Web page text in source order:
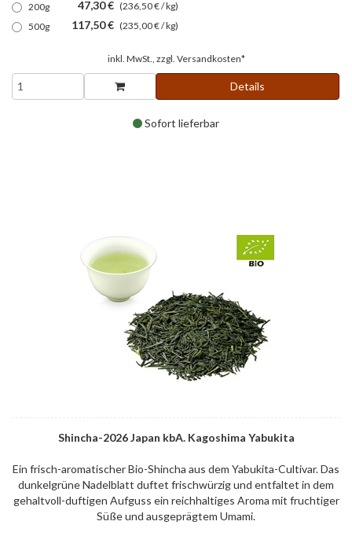
200g
47,30 € (236,50 € / kg)
500g
117,50 € (235,00 € / kg)
inkl. MwSt., zzgl. Versandkosten*
Details
Sofort lieferbar
Shincha-2026 Japan kbA. Kagoshima Yabukita
Ein frisch-aromatischer Bio-Shincha aus dem Yabukita-Cultivar. Das
dunkelgrüne Nadelblatt duftet frischwürzig und entfaltet in dem
gehaltvoll-duftigen Aufguss ein reichhaltiges Aroma mit fruchtiger
Süße und ausgeprägtem Umami.